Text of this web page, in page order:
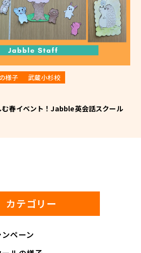
様子 武蔵小杉校
む春イベント！Jabble英会話スクール
カテゴリー
ペーン